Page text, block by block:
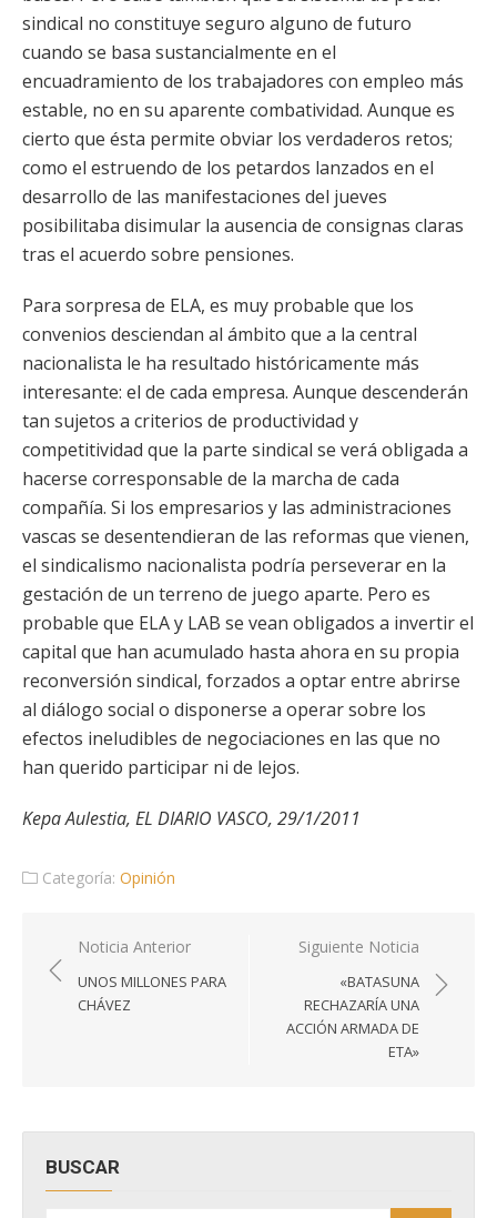
sindical no constituye seguro alguno de futuro
cuando se basa sustancialmente en el
encuadramiento de los trabajadores con empleo más
estable, no en su aparente combatividad. Aunque es
cierto que ésta permite obviar los verdaderos retos;
como el estruendo de los petardos lanzados en el
desarrollo de las manifestaciones del jueves
posibilitaba disimular la ausencia de consignas claras
tras el acuerdo sobre pensiones.
Para sorpresa de ELA, es muy probable que los
convenios desciendan al ámbito que a la central
nacionalista le ha resultado históricamente más
interesante: el de cada empresa. Aunque descenderán
tan sujetos a criterios de productividad y
competitividad que la parte sindical se verá obligada a
hacerse corresponsable de la marcha de cada
compañía. Si los empresarios y las administraciones
vascas se desentendieran de las reformas que vienen,
el sindicalismo nacionalista podría perseverar en la
gestación de un terreno de juego aparte. Pero es
probable que ELA y LAB se vean obligados a invertir el
capital que han acumulado hasta ahora en su propia
reconversión sindical, forzados a optar entre abrirse
al diálogo social o disponerse a operar sobre los
efectos ineludibles de negociaciones en las que no
han querido participar ni de lejos.
Kepa Aulestia, EL DIARIO VASCO, 29/1/2011
Categoría: Opinión
Navegación
de
entradas
Noticia Anterior
UNOS MILLONES PARA
CHÁVEZ
Siguiente Noticia
«BATASUNA
RECHAZARÍA UNA
ACCIÓN ARMADA DE
ETA»
BUSCAR